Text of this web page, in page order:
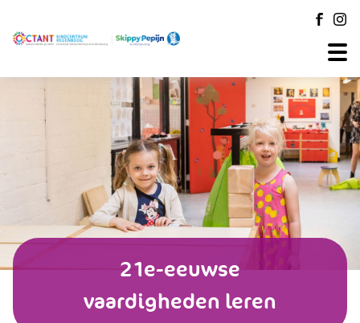
21e-eeuwse
vaardigheden leren